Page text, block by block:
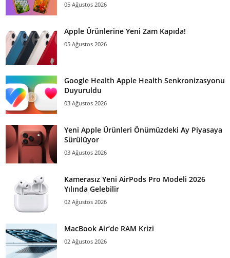
05 Ağustos 2026
Apple Ürünlerine Yeni Zam Kapıda!
05 Ağustos 2026
Google Health Apple Health Senkronizasyonu
Duyuruldu
03 Ağustos 2026
Yeni Apple Ürünleri Önümüzdeki Ay Piyasaya
Sürülüyor
03 Ağustos 2026
Kamerasız Yeni AirPods Pro Modeli 2026
Yılında Gelebilir
02 Ağustos 2026
MacBook Air’de RAM Krizi
02 Ağustos 2026